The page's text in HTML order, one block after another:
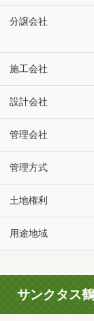
分譲会社
施工会社
設計会社
管理会社
管理方式
土地権利
用途地域
サンクタス